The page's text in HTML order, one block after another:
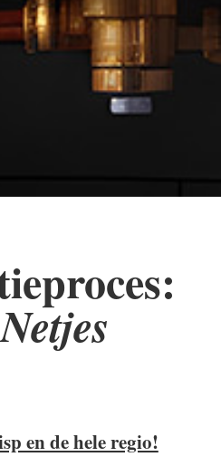
en de hele regio!